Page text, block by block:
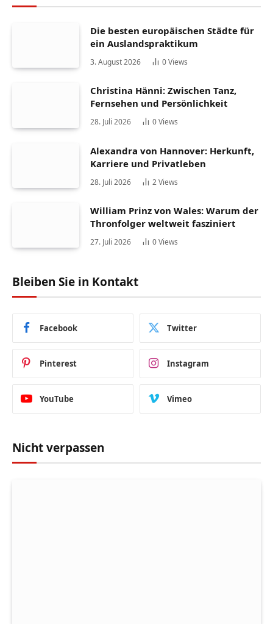
Die besten europäischen Städte für
ein Auslandspraktikum
3. August 2026 0Views
Christina Hänni: Zwischen Tanz,
Fernsehen und Persönlichkeit
28. Juli 2026 0Views
Alexandra von Hannover: Herkunft,
Karriere und Privatleben
28. Juli 2026 2Views
William Prinz von Wales: Warum der
Thronfolger weltweit fasziniert
27. Juli 2026 0Views
Bleiben Sie in Kontakt
Facebook Twitter
Pinterest Instagram
YouTube Vimeo
Nicht verpassen